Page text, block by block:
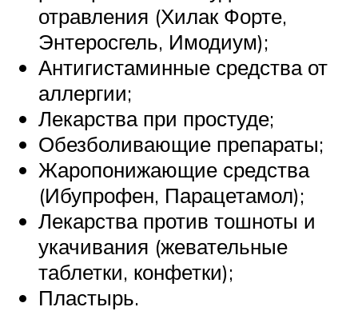
отравления (Хилак Форте,
Энтеросгель, Имодиум);
Антигистаминные средства от
аллергии;
Лекарства при простуде;
Обезболивающие препараты;
Жаропонижающие средства
(Ибупрофен, Парацетамол);
Лекарства против тошноты и
укачивания (жевательные
таблетки, конфетки);
Пластырь.